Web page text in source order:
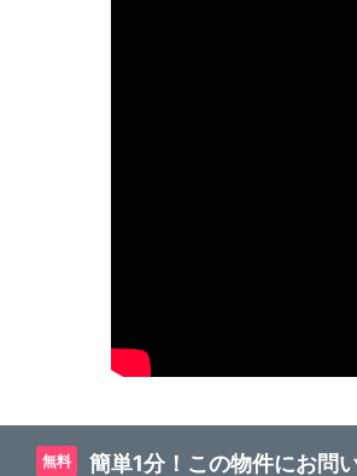
無料 簡単1分！この物件にお問